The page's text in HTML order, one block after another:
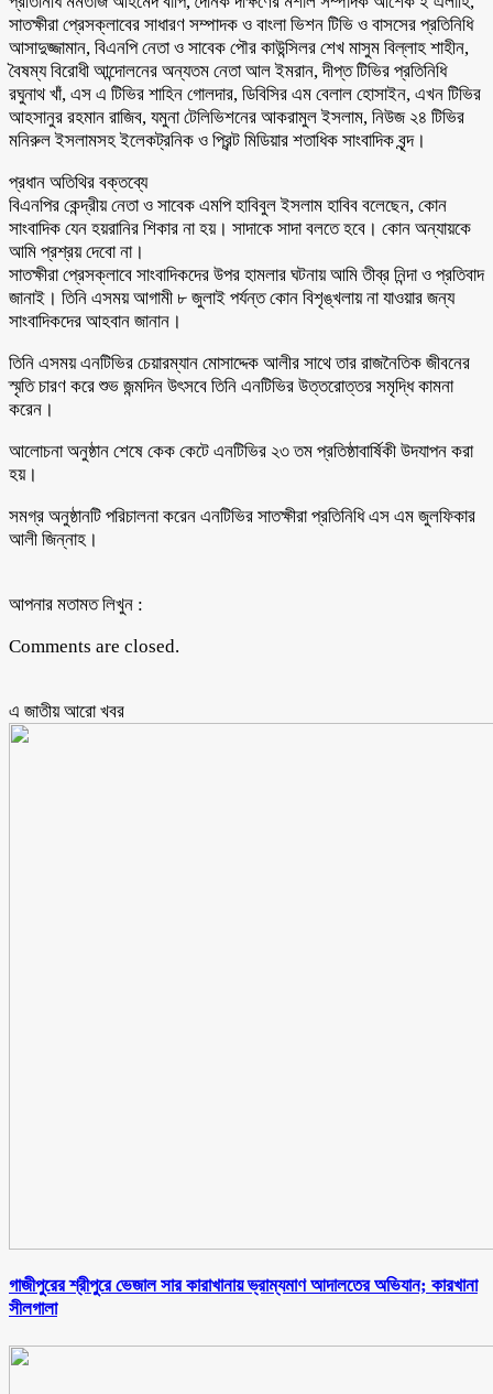
সাতক্ষীরা প্রেসক্লাবের সাধারণ সম্পাদক ও বাংলা ভিশন টিভি ও বাসসের প্রতিনিধি
আসাদুজ্জামান, বিএনপি নেতা ও সাবেক পৌর কাউন্সিলর শেখ মাসুম বিল্লাহ শাহীন,
বৈষম্য বিরোধী আন্দোলনের অন্যতম নেতা আল ইমরান, দীপ্ত টিভির প্রতিনিধি
রঘুনাথ খাঁ, এস এ টিভির শাহিন গোলদার, ডিবিসির এম বেলাল হোসাইন, এখন টিভির
আহসানুর রহমান রাজিব, যমুনা টেলিভিশনের আকরামুল ইসলাম, নিউজ ২৪ টিভির
মনিরুল ইসলামসহ ইলেকট্রনিক ও প্রিন্ট মিডিয়ার শতাধিক সাংবাদিক বৃন্দ।
প্রধান অতিথির বক্তব্যে
বিএনপির কেন্দ্রীয় নেতা ও সাবেক এমপি হাবিবুল ইসলাম হাবিব বলেছেন, কোন
সাংবাদিক যেন হয়রানির শিকার না হয়। সাদাকে সাদা বলতে হবে। কোন অন্যায়কে
আমি প্রশ্রয় দেবো না।
সাতক্ষীরা প্রেসক্লাবে সাংবাদিকদের উপর হামলার ঘটনায় আমি তীব্র নিন্দা ও প্রতিবাদ
জানাই। তিনি এসময় আগামী ৮ জুলাই পর্যন্ত কোন বিশৃঙ্খলায় না যাওয়ার জন্য
সাংবাদিকদের আহবান জানান।
তিনি এসময় এনটিভির চেয়ারম্যান মোসাদ্দেক আলীর সাথে তার রাজনৈতিক জীবনের
স্মৃতি চারণ করে শুভ জন্মদিন উৎসবে তিনি এনটিভির উত্তরোত্তর সমৃদ্ধি কামনা
করেন।
আলোচনা অনুষ্ঠান শেষে কেক কেটে এনটিভির ২৩ তম প্রতিষ্ঠাবার্ষিকী উদযাপন করা
হয়।
সমগ্র অনুষ্ঠানটি পরিচালনা করেন এনটিভির সাতক্ষীরা প্রতিনিধি এস এম জুলফিকার
আলী জিন্নাহ।
আপনার মতামত লিখুন :
Comments are closed.
এ জাতীয় আরো ‍খবর
গাজীপুরের শ্রীপুরে ভেজাল সার কারাখানায় ভ্রাম্যমাণ আদালতের অভিযান; কারখানা
সীলগালা